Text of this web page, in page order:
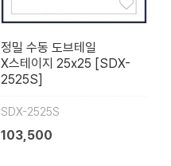
정밀 수동 도브테일
X스테이지 25x25 [SDX-
2525S]
SDX-2525S
103,500